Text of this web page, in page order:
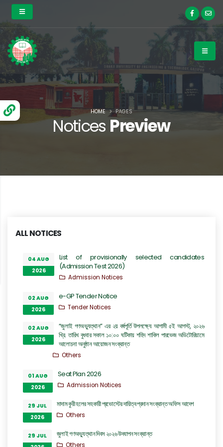
Notices Preview
HOME PAGES
ALL NOTICES
04 AUG
2026
List of provisionally selected candidates
(Admission Test 2026)
Admission Notices
02 AUG
2026
e-GP Tender Notice
Tender Notices
02 AUG
2026
“জুলাই গণঅভ্যুত্থান” এর ২য় বর্ষপূর্তি উপলক্ষ্যে আগামী ৫ই আগস্ট, ২০২৬
খ্রি. তারিখ বুধবার সকাল ১০:০০ ঘটিকায় শহিদ শাকিল পারভেজ অডিটোরিয়ামে
আলোচনা অনুষ্ঠান আয়োজন সংক্রান্ত
Others
01 AUG
2026
Seat Plan 2026
Admission Notices
29 JUL
2026
মাদাম কুরী হলের সহকারী প্রভোস্টের দায়িত্ব প্রদান সংক্রান্ত অফিস আদেশ
Others
29 JUL
জুলাই গণঅভ্যুত্থান দিবস ২০২৬ উদযাপন সংক্রান্ত
Others